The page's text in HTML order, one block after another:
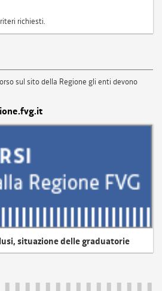
richiesti.
sul sito della Regione gli enti devono
situazione delle graduatorie